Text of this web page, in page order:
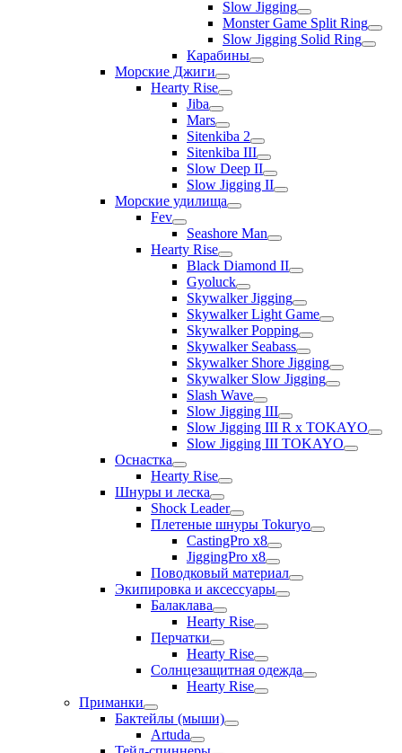
Slow Jigging
Monster Game Split Ring
Slow Jigging Solid Ring
Карабины
Морские Джиги
Hearty Rise
Jiba
Mars
Sitenkiba 2
Sitenkiba III
Slow Deep II
Slow Jigging II
Морские удилища
Fev
Seashore Man
Hearty Rise
Black Diamond II
Gyoluck
Skywalker Jigging
Skywalker Light Game
Skywalker Popping
Skywalker Seabass
Skywalker Shore Jigging
Skywalker Slow Jigging
Slash Wave
Slow Jigging III
Slow Jigging III R x TOKAYO
Slow Jigging III TOKAYO
Оснастка
Hearty Rise
Шнуры и леска
Shock Leader
Плетеные шнуры Tokuryo
CastingPro x8
JiggingPro x8
Поводковый материал
Экипировка и аксессуары
Балаклава
Hearty Rise
Перчатки
Hearty Rise
Солнцезащитная одежда
Hearty Rise
Приманки
Бактейлы (мыши)
Artuda